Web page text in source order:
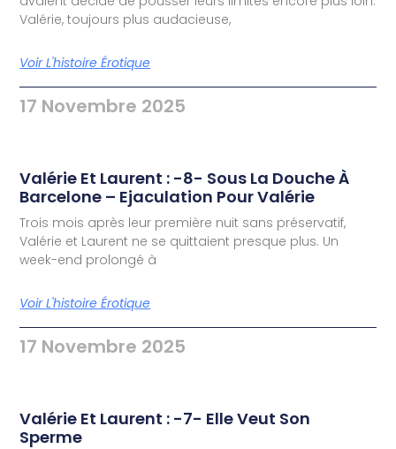
Valérie, toujours plus audacieuse,
Voir L'histoire Érotique
17 Novembre 2025
Valérie Et Laurent : -8- Sous La Douche À
Barcelone – Ejaculation Pour Valérie
Trois mois après leur première nuit sans préservatif,
Valérie et Laurent ne se quittaient presque plus. Un
week-end prolongé à
Voir L'histoire Érotique
17 Novembre 2025
Valérie Et Laurent : -7- Elle Veut Son
Sperme